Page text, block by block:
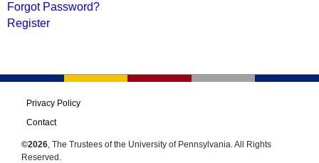
Forgot Password?
Register
Privacy Policy
Contact
©2026, The Trustees of the University of Pennsylvania. All Rights
Reserved.